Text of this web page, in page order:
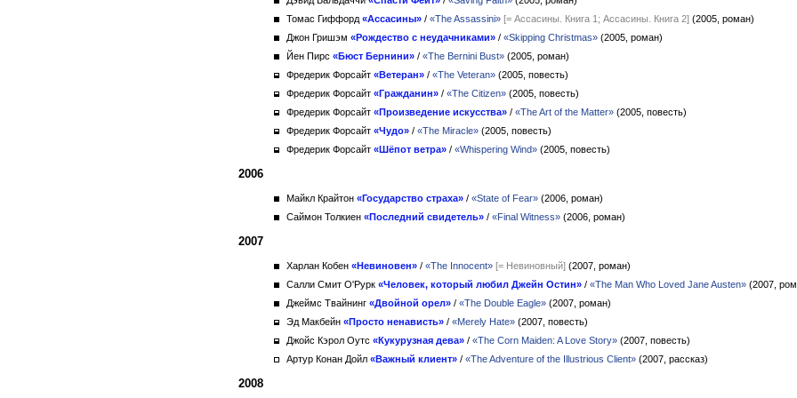
Томас Гиффорд «Ассасины» / «The Assassini» [= Ассасины. Книга 1; Ассасины. Книга 2] (2005, роман)
Джон Гришэм «Рождество с неудачниками» / «Skipping Christmas» (2005, роман)
Йен Пирс «Бюст Бернини» / «The Bernini Bust» (2005, роман)
Фредерик Форсайт «Ветеран» / «The Veteran» (2005, повесть)
Фредерик Форсайт «Гражданин» / «The Citizen» (2005, повесть)
Фредерик Форсайт «Произведение искусства» / «The Art of the Matter» (2005, повесть)
Фредерик Форсайт «Чудо» / «The Miracle» (2005, повесть)
Фредерик Форсайт «Шёпот ветра» / «Whispering Wind» (2005, повесть)
2006
Майкл Крайтон «Государство страха» / «State of Fear» (2006, роман)
Саймон Толкиен «Последний свидетель» / «Final Witness» (2006, роман)
2007
Харлан Кобен «Невиновен» / «The Innocent» [= Невиновный] (2007, роман)
Салли Смит О'Рурк «Человек, который любил Джейн Остин» / «The Man Who Loved Jane Austen» (2007,
Джеймс Твайнинг «Двойной орел» / «The Double Eagle» (2007, роман)
Эд Макбейн «Просто ненависть» / «Merely Hate» (2007, повесть)
Джойс Кэрол Оутс «Кукурузная дева» / «The Corn Maiden: A Love Story» (2007, повесть)
Артур Конан Дойл «Важный клиент» / «The Adventure of the Illustrious Client» (2007, рассказ)
2008